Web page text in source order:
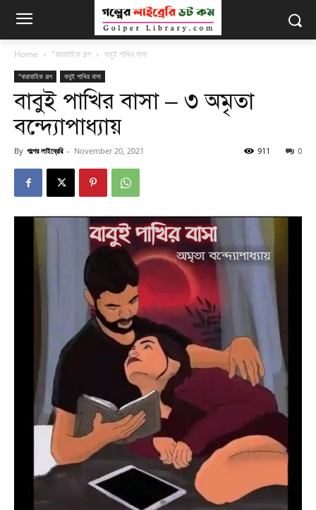
Home "ধারাবাহিক গল্প বাবুই পাখির বাসা
"ধারাবাহিক গল্প বাবুই পাখির বাসা
বাবুই পাখির বাসা – ৩ অমৃতা
বন্দ্যোপাধ্যায়
By গল্পের লাইব্রেরি - November 20, 2021 0
911